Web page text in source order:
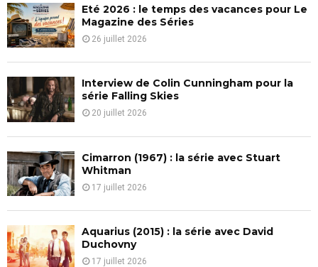
H
Eté 2026 : le temps des vacances pour Le
Magazine des Séries
26 juillet 2026
Interview de Colin Cunningham pour la
série Falling Skies
20 juillet 2026
Cimarron (1967) : la série avec Stuart
Whitman
17 juillet 2026
Aquarius (2015) : la série avec David
Duchovny
17 juillet 2026